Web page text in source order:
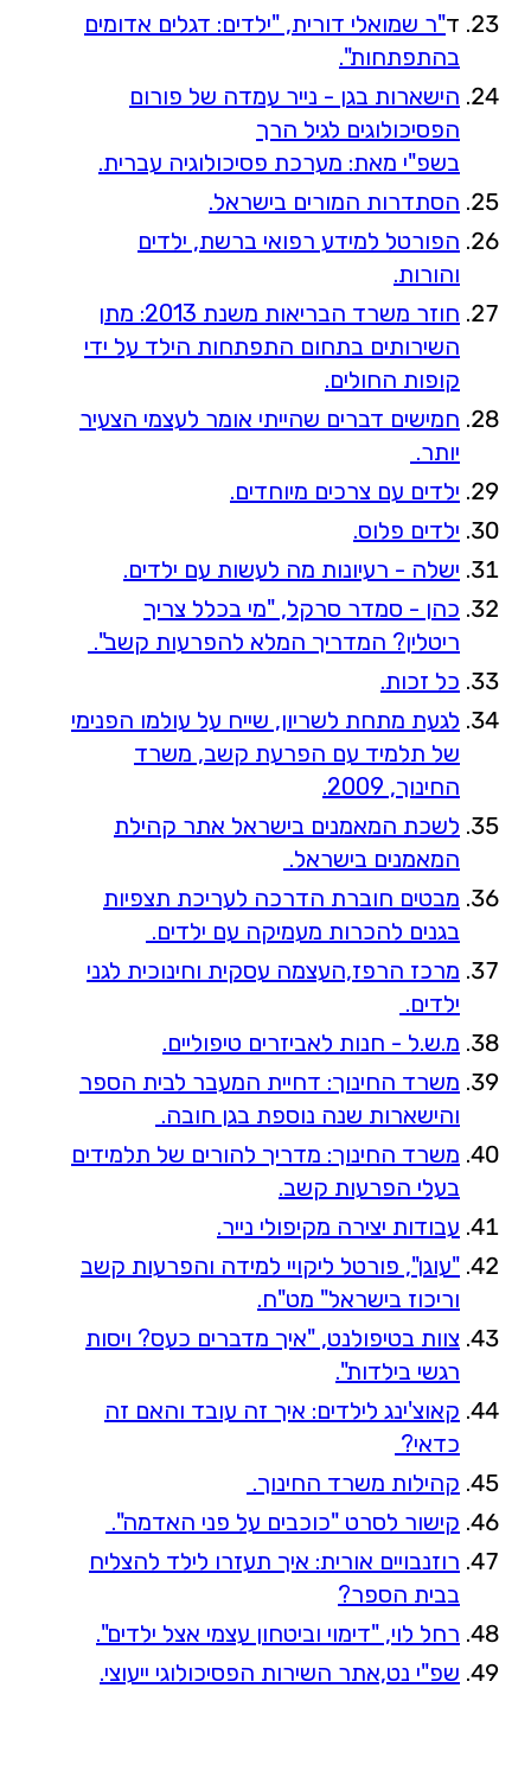
ד"ר שמואלי דורית, "ילדים: דגלים אדומים
בהתפתחות".
הישארות בגן - נייר עמדה של פורום
הפסיכולוגים לגיל הרך
בשפ"י מאת: מערכת פסיכולוגיה עברית.
הסתדרות המורים בישראל.
הפורטל למידע רפואי ברשת, ילדים
והורות.
חוזר משרד הבריאות משנת 2013: מתן
השירותים בתחום התפתחות הילד על ידי
קופות החולים.
חמישים דברים שהייתי אומר לעצמי הצעיר
יותר.
ילדים עם צרכים מיוחדים.
ילדים פלוס.
ישלה - רעיונות מה לעשות עם ילדים.
כהן - סמדר סרקל, "מי בכלל צריך
ריטלין? המדריך המלא להפרעות קשב".
כל זכות.
לגעת מתחת לשריון, שייח על עולמו הפנימי
של תלמיד עם הפרעת קשב, משרד
החינוך, 2009.
לשכת המאמנים בישראל אתר קהילת
המאמנים בישראל.
מבטים חוברת הדרכה לעריכת תצפיות
בגנים להכרות מעמיקה עם ילדים.
מרכז הרפז,העצמה עסקית וחינוכית לגני
ילדים.
מ.ש.ל - חנות לאביזרים טיפוליים.
משרד החינוך: דחיית המעבר לבית הספר
והישארות שנה נוספת בגן חובה.
משרד החינוך: מדריך להורים של תלמידים
בעלי הפרעות קשב.
עבודות יצירה מקיפולי נייר.
"עוגן", פורטל ליקויי למידה והפרעות קשב
וריכוז בישראל" מט"ח.
צוות בטיפולנט, "איך מדברים כעס? ויסות
רגשי בילדות".
קאוצ'ינג לילדים: איך זה עובד והאם זה
כדאי?
קהילות משרד החינוך.
קישור לסרט "כוכבים על פני האדמה".
רוזנבויים אורית: איך תעזרו לילד להצליח
בבית הספר?
רחל לוי, "דימוי וביטחון עצמי אצל ילדים".
שפ"י נט,אתר השירות הפסיכולוגי ייעוצי.